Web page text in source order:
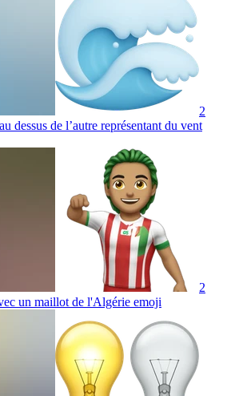
2
dessus de l’autre représentant du vent
2
un maillot de l'Algérie emoji